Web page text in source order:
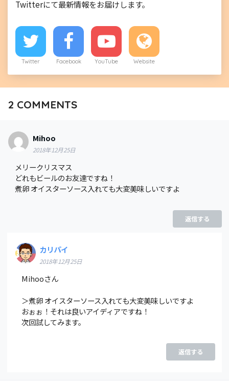
Twitterにて最新情報をお届けします。
Twitter Facebook YouTube Website
2 COMMENTS
Mihoo
2018年12月25日
メリークリスマス
どれもビールのお友達ですね！
煮卵 オイスターソース入れても大変美味しいですよ
返信する
カリパイ
2018年12月25日
Mihooさん
＞煮卵 オイスターソース入れても大変美味しいですよ
おぉぉ！それは良いアイディアですね！
次回試してみます。
返信する